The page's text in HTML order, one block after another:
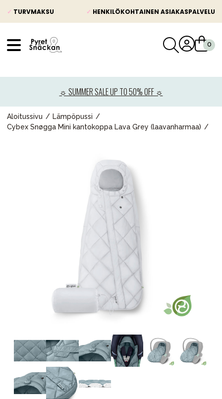
✓ TURVMAKSU ✓ HENKILÖKOHTAINEN ASIAKASPALVELU
☼ SUMMER SALE UP TO 50% OFF ☼
Aloitussivu
Lämpöpussi
Cybex Snøgga Mini kantokoppa Lava Grey (laavanharmaa)
Lastenvaunut
Lasten turvaistuimet
Lelut ja pelit
Äiti & Isä
Huonekalut & vuodevaatteet
Tarvikkeet
Varaosat
Kampanjat
Lahjavinkkejä
Suosikit
Tavaramerkit
Aurinko ja uinti Outlet
Opas
Ota meihin yhteyttä osoitteessa